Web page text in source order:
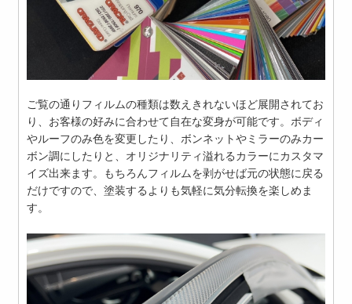
ご覧の通りフィルムの種類は数えきれないほど展開されてお
り、お客様の好みに合わせて自在な変身が可能です。ボディ
やルーフのみ色を変更したり、ボンネットやミラーのみカー
ボン調にしたりと、オリジナリティ溢れるカラーにカスタマ
イズ出来ます。もちろんフィルムを剥がせば元の状態に戻る
だけですので、塗装するよりも気軽に気分転換を楽しめま
す。